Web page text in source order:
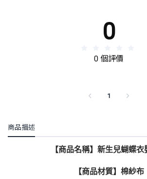
0
0 個評價
1
商品描述
【商品名稱】新生兒蝴蝶衣
【商品材質】棉紗布